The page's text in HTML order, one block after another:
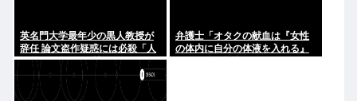
英名門大学最年少の黒人教授が
辞任 論文盗作疑惑には必殺「人
種差別ガー」で反撃
弁護士「オタクの献血は『女性
の体内に自分の体液を入れる』